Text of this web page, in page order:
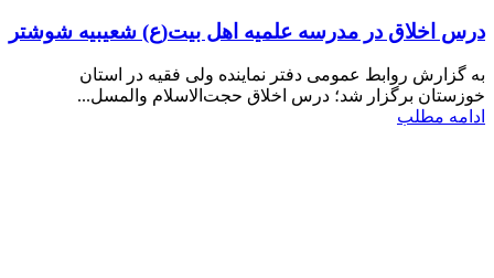
درس اخلاق در مدرسه علمیه اهل بیت(ع) شعیبیه شوشتر
به گزارش روابط عمومی دفتر نماینده ولی فقیه در استان
خوزستان برگزار شد؛ درس اخلاق حجت‌الاسلام والمسل...
ادامه مطلب